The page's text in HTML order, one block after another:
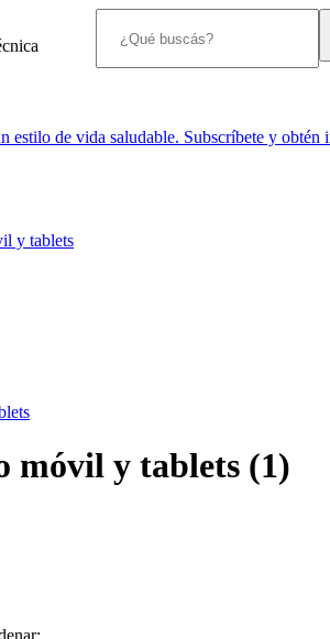
estilo de vida saludable. Subscríbete y obtén
y tablets
móvil y tablets (1)